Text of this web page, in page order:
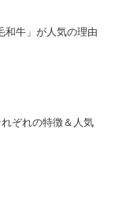
和牛」が人気の理由
れぞれの特徴＆人気